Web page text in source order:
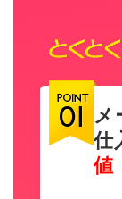
メ
仕
値